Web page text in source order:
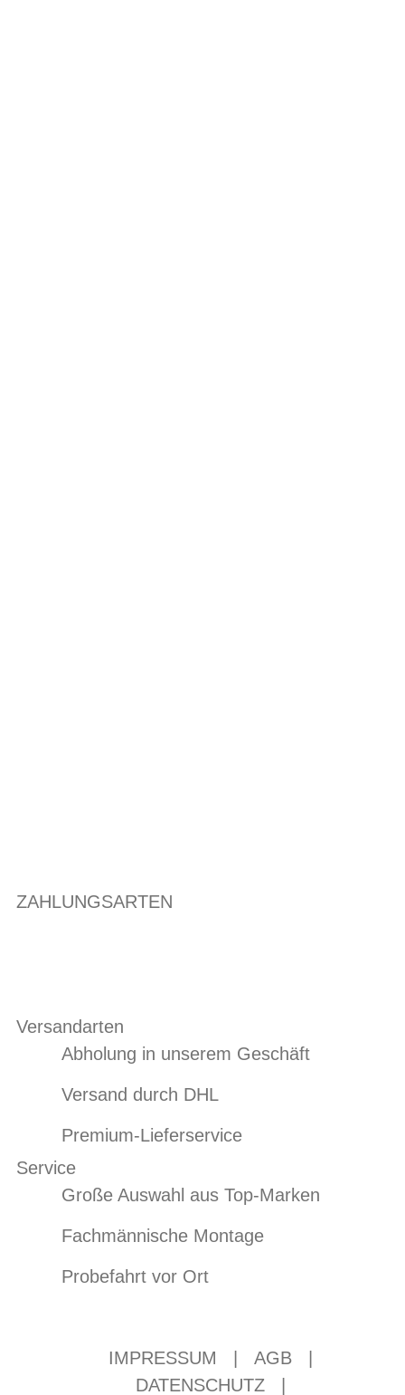
ZAHLUNGSARTEN
Versandarten
Abholung in unserem Geschäft
Versand durch DHL
Premium-Lieferservice
Service
Große Auswahl aus Top-Marken
Fachmännische Montage
Probefahrt vor Ort
IMPRESSUM AGB
DATENSCHUTZ